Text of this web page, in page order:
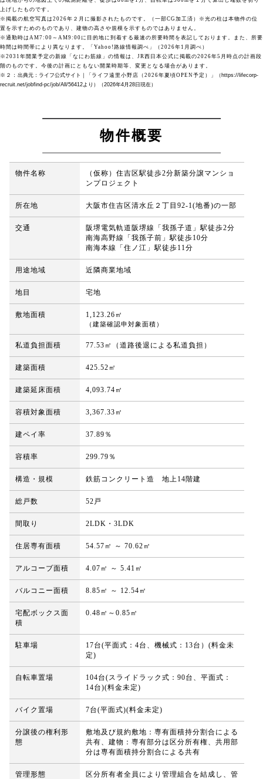
上げしたものです。
※掲載の航空写真は2026年２月に撮影されたものです。（一部CG加工済）※光の柱は本物件の位
置を示すためのものであり、建物の高さや規模を示すものではありません。
※通勤時はAM7:00～AM9:00に目的地に到着する最速の所要時間を表記しております。また、所要
時間は時間帯により異なります。「Yahoo!路線情報調べ」（2026年1月調べ）
※2031年開業予定の新線「なにわ筋線」の情報は、JR西日本公式に掲載の2026年5月時点の計画段
階のものです。今後の計画にともない開業時期等、変更となる場合があります。
※２： 出典元：ライフ公式サイト｜「 ライフ遠里小野店（2026年夏頃OPEN予定）
」（https://lifecorp-
recruit.net/jobfind-pc/job/All/56412より）（2026年4月28日現在）
物件概要
物件名称
（仮称）住吉区駅徒歩2分新築分譲マンショ
ンプロジェクト
所在地 大阪市住吉区清水丘２丁目92-1(地番)の一部
交通
阪堺電気軌道阪堺線「我孫子道」駅徒歩2分
南海高野線「我孫子前」駅徒歩10分
南海本線「住ノ江」駅徒歩11分
用途地域 近隣商業地域
地目 宅地
敷地面積 1,123.26㎡
（建築確認申対象面積）
私道負担面積 77.53㎡（道路後退による私道負担）
建築面積 425.52㎡
建築延床面積 4,093.74㎡
容積対象面積 3,367.33㎡
建ペイ率 37.89％
容積率 299.79％
構造・規模 鉄筋コンクリート造 地上14階建
総戸数 52戸
間取り 2LDK・3LDK
住居専有面積 54.57㎡ ～ 70.62㎡
アルコーブ面積 4.07㎡ ～ 5.41㎡
バルコニー面積 8.85㎡ ～ 12.54㎡
宅配ボックス面
積
0.48㎡～0.85㎡
駐車場
17台(平面式：4台、機械式：13台）(料金未
定)
自転車置場
104台(スライドラック式：90台、平面式：
14台)(料金未定)
バイク置場 7台(平面式)(料金未定)
分譲後の権利形
態
敷地及び規約敷地：専有面積持分割合による
共有、建物：専有部分は区分所有権、共用部
分は専有面積持分割合による共有
管理形態
区分所有者全員により管理組合を結成し、管